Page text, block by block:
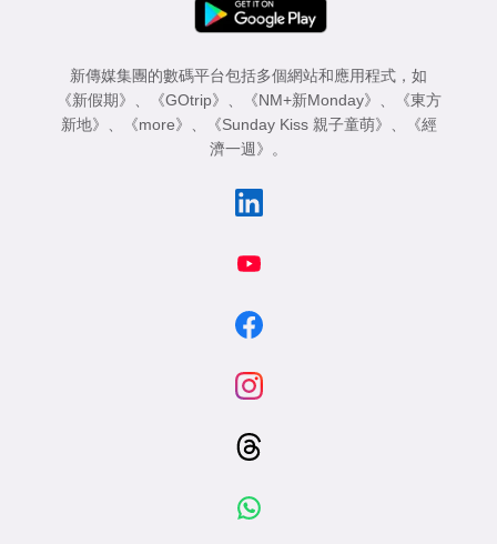
新傳媒集團的數碼平台包括多個網站和應用程式，如
《新假期》
《GOtrip》 《NM+新Monday》
《東方
新地》
《more》 《Sunday Kiss 親子童萌》
《經
濟一週》
。